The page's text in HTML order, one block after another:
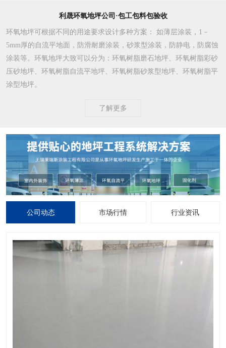
利晟环氧地坪公司·包工包料包验收
环氧地坪可根据不同的用途要求设计多种方案 ： 如薄层涂装，1－
5mm厚的自流平地面，防滑耐磨涂装，砂浆型涂装，防静电，防腐蚀
涂装等。环氧地坪大致可以分为：环氧树脂磨石地坪、环氧树脂彩砂
压砂地坪、环氧树脂自流平地坪、环氧树脂砂浆型地坪、环氧树脂平
涂型地坪。
了解更多
公司动态 市场行情 行业资讯